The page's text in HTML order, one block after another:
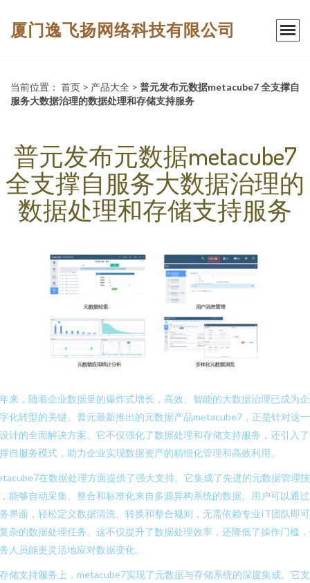
厦门逸飞扬网络科技有限公司
当前位置： 首页 > 产品大全 > 普元发布元数据metacube7 全支撑自
服务大数据治理的数据处理和存储支持服务
普元发布元数据metacube7
全支撑自服务大数据治理的
数据处理和存储支持服务
来，随着企业数据量的爆炸式增长，高效、智能的大数据治理已成为
化转型的关键。普元最新推出的元数据产品metacube7，正是针对这
计的全面解决方案。它不仅强化了数据处理和存储支持服务，还引入
自服务模式，助力企业实现数据资产的精细化管理和高效利用。
在数据处理方面提供了强大支持。它集成了先进的元数据管理技
能够自动采集、整合和标准化来自多源异构系统的数据。用户可以通
界面，轻松定义数据清洗、转换和整合规则，无需依赖专业IT团队即
杂的数据处理任务。这不仅提升了数据处理效率，还降低了操作门槛
人员能更灵活地应对数据变化。
储支持服务上，metacube7实现了元数据与存储系统的深度集成。它